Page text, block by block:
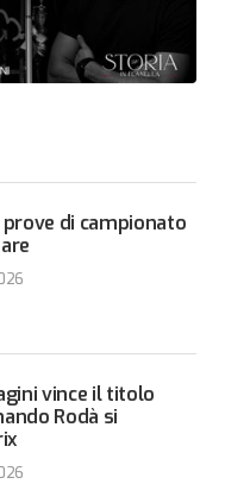
di campionato
vince il titolo
Rodà si